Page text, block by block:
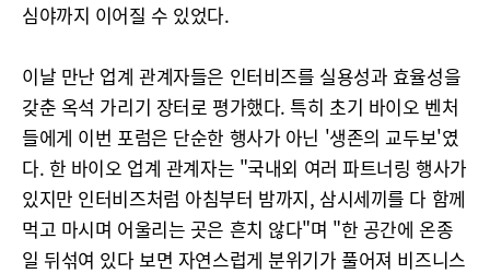
심야까지 이어질 수 있었다.
이날 만난 업계 관계자들은 인터비즈를 실용성과 효율성을
갖춘 옥석 가리기 장터로 평가했다. 특히 초기 바이오 벤처
들에게 이번 포럼은 단순한 행사가 아닌 '생존의 교두보'였
다. 한 바이오 업계 관계자는 "국내외 여러 파트너링 행사가
있지만 인터비즈처럼 아침부터 밤까지, 삼시세끼를 다 함께
먹고 마시며 어울리는 곳은 흔치 않다"며 "한 공간에 온종
일 뒤섞여 있다 보면 자연스럽게 분위기가 풀어져 비즈니스